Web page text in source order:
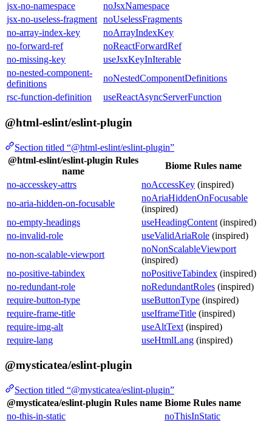
jsx-no-namespace
noJsxNamespace
jsx-no-useless-fragment noUselessFragments
no-array-index-key
noArrayIndexKey
no-forward-ref
noReactForwardRef
no-missing-key
useJsxKeyInIterable
no-nested-component-
definitions
noNestedComponentDefinitions
rsc-function-definition
useReactAsyncServerFunction
@html-eslint/eslint-plugin
Section titled “@html-eslint/eslint-plugin”
@html-eslint/eslint-plugin Rules
name
Biome Rules name
no-accesskey-attrs
noAccessKey (inspired)
no-aria-hidden-on-focusable
noAriaHiddenOnFocusable
(inspired)
no-empty-headings
useHeadingContent (inspired)
no-invalid-role
useValidAriaRole (inspired)
no-non-scalable-viewport
noNonScalableViewport
(inspired)
no-positive-tabindex
noPositiveTabindex (inspired)
no-redundant-role
noRedundantRoles (inspired)
require-button-type
useButtonType (inspired)
require-frame-title
useIframeTitle (inspired)
require-img-alt
useAltText (inspired)
require-lang
useHtmlLang (inspired)
@mysticatea/eslint-plugin
Section titled “@mysticatea/eslint-plugin”
@mysticatea/eslint-plugin Rules name Biome Rules name
no-this-in-static
noThisInStatic